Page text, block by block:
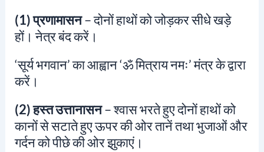
(1) प्रणामासन– दोनों हाथों को जोड़कर सीधे खड़े
हों। नेत्र बंद करें।
‘सूर्य भगवान’ का आह्वान‘ॐ मित्राय नमः’मंत्र के द्वारा
करें।
(2) हस्त उत्तानासन– श्वास भरते हुए दोनों हाथों को
कानों से सटाते हुए ऊपर की ओर तानें तथा भुजाओं और
गर्दन को पीछे की ओर झुकाएं।